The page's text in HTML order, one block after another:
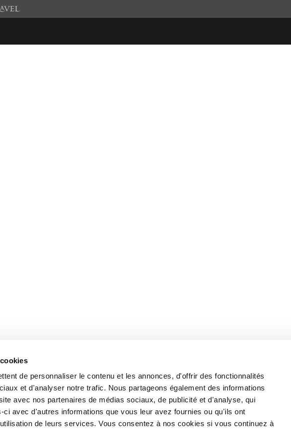
de personnaliser le contenu et les annonces, d'offrir des fonctionnalités
et d'analyser notre trafic. Nous partageons également des informations
avec nos partenaires de médias sociaux, de publicité et d'analyse, qui
ci avec d'autres informations que vous leur avez fournies ou qu'ils ont
de leurs services. Vous consentez à nos cookies si vous continuez à